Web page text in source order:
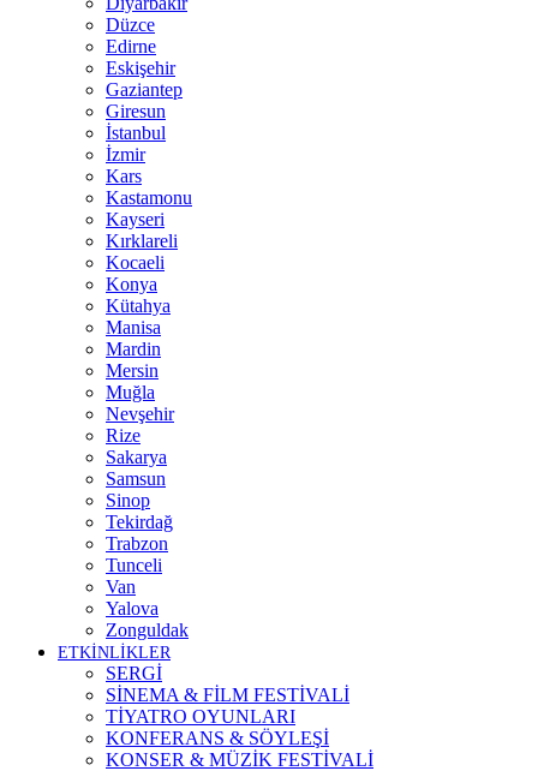
Düzce
Edirne
Eskişehir
Gaziantep
Giresun
İstanbul
İzmir
Kars
Kastamonu
Kayseri
Kırklareli
Kocaeli
Konya
Kütahya
Manisa
Mardin
Mersin
Muğla
Nevşehir
Rize
Sakarya
Samsun
Sinop
Tekirdağ
Trabzon
Tunceli
Van
Yalova
Zonguldak
ETKİNLİKLER
SERGİ
SİNEMA & FİLM FESTİVALİ
TİYATRO OYUNLARI
KONFERANS & SÖYLEŞİ
KONSER & MÜZİK FESTİVALİ